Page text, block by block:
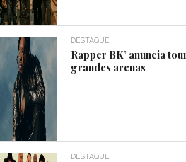
DESTAQUE
Rapper BK’ anuncia
grandes arenas
DESTAQUE